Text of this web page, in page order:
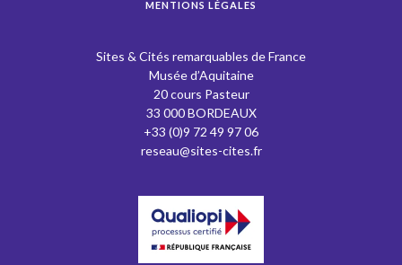
MENTIONS LÉGALES
Sites & Cités remarquables de France
Musée d’Aquitaine
20 cours Pasteur
33 000 BORDEAUX
+33 (0)9 72 49 97 06
reseau@sites-cites.fr